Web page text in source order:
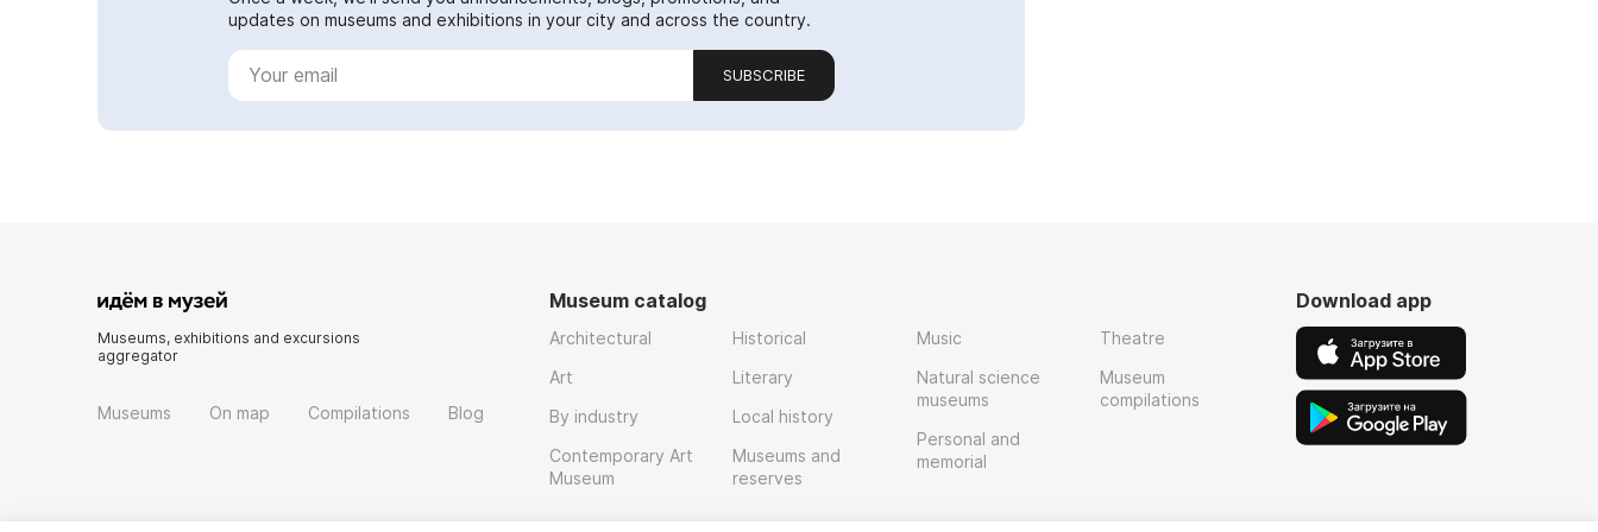
updates on museums and exhibitions in your city and across the country.
SUBSCRIBE
Museums, exhibitions and excursions
aggregator
Museums On map Compilations Blog
Museum catalog
Architectural
Art
By industry
Contemporary Art
Museum
Historical
Literary
Local history
Museums and
reserves
Music
Natural science
museums
Personal and
memorial
Theatre
Museum
compilations
Download app